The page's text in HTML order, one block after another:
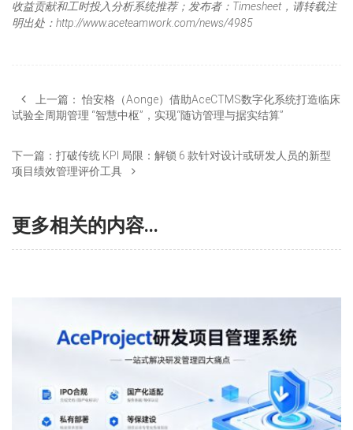
收益贡献和工时投入分析系统推荐；发布者：Timesheet，请转载注
明出处：http://www.aceteamwork.com/news/4985
上一篇：怡安格（Aonge）借助AceCTMS数字化系统打造临床
试验全周期管理 “智慧中枢”，实现“随访管理与据实结算”
下一篇： 打破传统 KPI 局限：解锁 6 款针对设计或研发人员的新型
项目绩效管理评价工具
更多相关的内容...